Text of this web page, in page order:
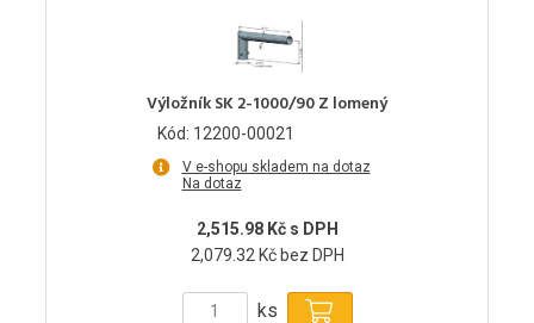
Výložník SK 2-1000/90 Z lomený
Kód: 12200-00021
V e-shopu skladem na dotaz
Na dotaz
2,515.98 Kč s DPH
2,079.32 Kč bez DPH
ks